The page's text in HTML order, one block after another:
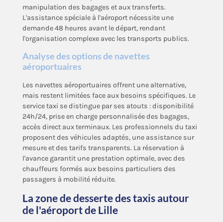
manipulation des bagages et aux transferts.
L'assistance spéciale à l'aéroport nécessite une
demande 48 heures avant le départ, rendant
l'organisation complexe avec les transports publics.
Analyse des options de navettes
aéroportuaires
Les navettes aéroportuaires offrent une alternative,
mais restent limitées face aux besoins spécifiques. Le
service taxi se distingue par ses atouts : disponibilité
24h/24, prise en charge personnalisée des bagages,
accès direct aux terminaux. Les professionnels du taxi
proposent des véhicules adaptés, une assistance sur
mesure et des tarifs transparents. La réservation à
l'avance garantit une prestation optimale, avec des
chauffeurs formés aux besoins particuliers des
passagers à mobilité réduite.
La zone de desserte des taxis autour
de l'aéroport de Lille